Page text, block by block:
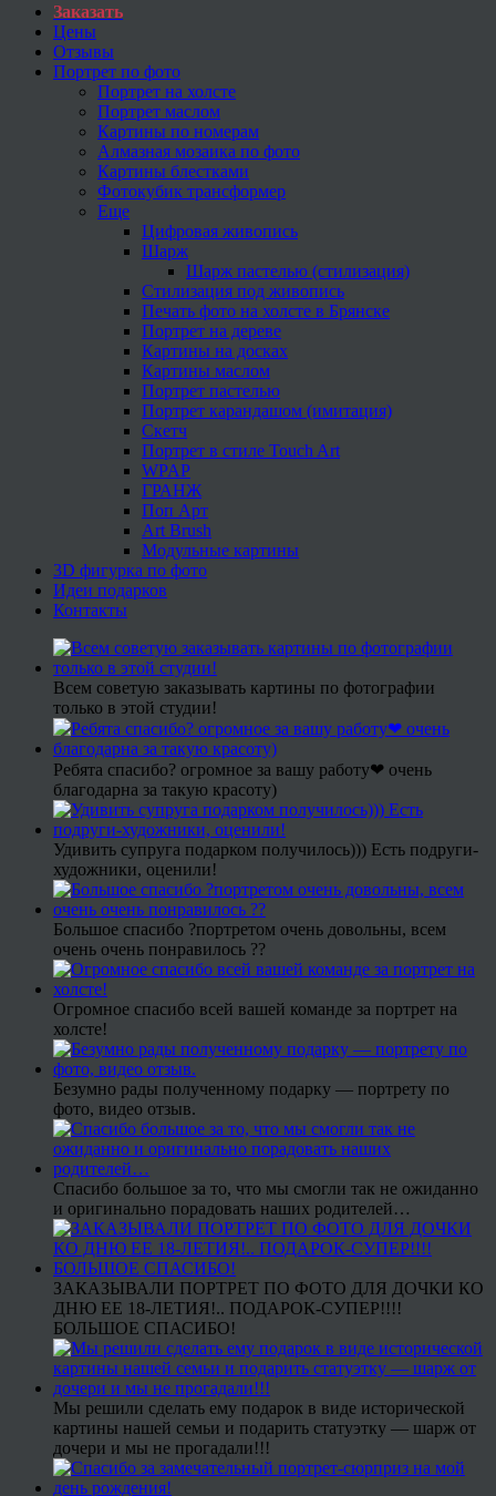
Заказать
Цены
Отзывы
Портрет по фото
Портрет на холсте
Портрет маслом
Картины по номерам
Алмазная мозаика по фото
Картины блестками
Фотокубик трансформер
Еще
Цифровая живопись
Шарж
Шарж пастелью (стилизация)
Стилизация под живопись
Печать фото на холсте в Брянске
Портрет на дереве
Картины на досках
Картины маслом
Портрет пастелью
Портрет карандашом (имитация)
Скетч
Портрет в стиле Touch Art
WPAP
ГРАНЖ
Поп Арт
Art Brush
Модульные картины
3D фигурка по фото
Идеи подарков
Контакты
Всем советую заказывать картины по фотографии
только в этой студии!
Ребята спасибо? огромное за вашу работу❤ очень
благодарна за такую красоту)
Удивить супруга подарком получилось))) Есть подруги-
художники, оценили!
Большое спасибо ?портретом очень довольны, всем
очень очень понравилось ??
Огромное спасибо всей вашей команде за портрет на
холсте!
Безумно рады полученному подарку — портрету по
фото, видео отзыв.
Спасибо большое за то, что мы смогли так не ожиданно
и оригинально порадовать наших родителей…
ЗАКАЗЫВАЛИ ПОРТРЕТ ПО ФОТО ДЛЯ ДОЧКИ КО
ДНЮ ЕЕ 18-ЛЕТИЯ!.. ПОДАРОК-СУПЕР!!!!
БОЛЬШОЕ СПАСИБО!
Мы решили сделать ему подарок в виде исторической
картины нашей семьи и подарить статуэтку — шарж от
дочери и мы не прогадали!!!